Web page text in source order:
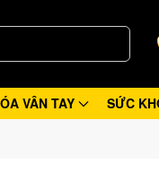
VÂN TAY SỨC